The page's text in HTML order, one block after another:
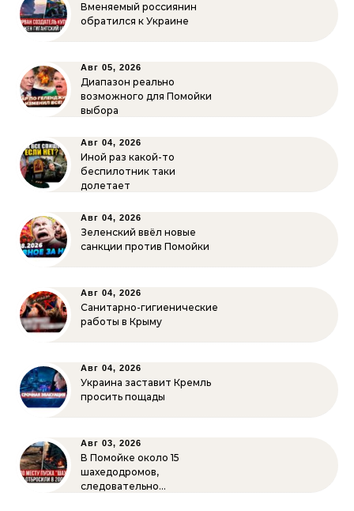
Вменяемый россиянин
обратился к Украине
Авг 05, 2026
Диапазон реально
возможного для Помойки
выбора
Авг 04, 2026
Иной раз какой-то
беспилотник таки
долетает
Авг 04, 2026
Зеленский ввёл новые
санкции против Помойки
Авг 04, 2026
Санитарно-гигиенические
работы в Крыму
Авг 04, 2026
Украина заставит Кремль
просить пощады
Авг 03, 2026
В Помойке около 15
шахедодромов,
следовательно…